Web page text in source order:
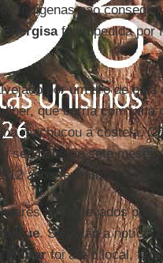
indígenas não
Energisafoi impedida por
por um tiro de bala
que corria com uma
machucou a costela.
seu bebê de sete
12 anos teve uma das
foram levados
Kue. Só então a notícia
Militarfoi até o local,